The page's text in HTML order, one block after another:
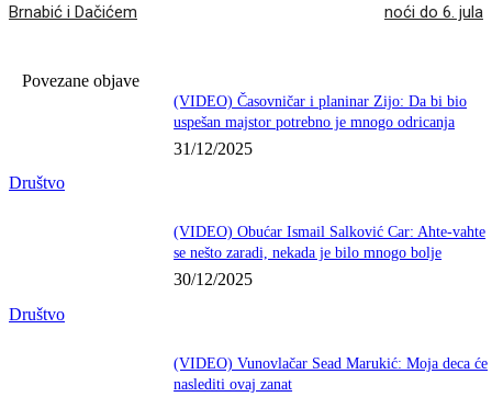
Brnabić i Dačićem
noći do 6. jula
Povezane objave
Društvo
(VIDEO) Časovničar i planinar Zijo: Da bi bio
uspešan majstor potrebno je mnogo odricanja
31/12/2025
Društvo
(VIDEO) Obućar Ismail Salković Car: Ahte-vahte
se nešto zaradi, nekada je bilo mnogo bolje
30/12/2025
(VIDEO) Vunovlačar Sead Marukić: Moja deca će
naslediti ovaj zanat